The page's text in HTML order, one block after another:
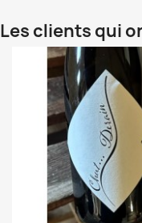
Les clients qui